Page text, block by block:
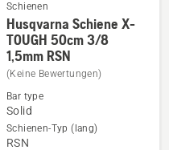
Mehr
Details
Husqvarna
Schiene
TOUGH
Schienen
Husqvarna Schiene X-
TOUGH 50cm 3/8
1,5mm RSN
(Keine Bewertungen)
Bar type
Solid
Schienen-Typ (lang)
RSN